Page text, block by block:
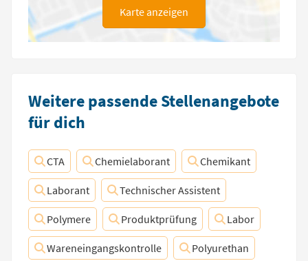
Karte anzeigen
Weitere passende Stellenangebote
für dich
CTA Chemielaborant Chemikant
Laborant Technischer Assistent
Polymere Produktprüfung Labor
Wareneingangskontrolle Polyurethan